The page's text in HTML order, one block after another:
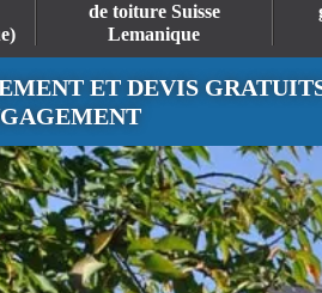
de toiture Suisse
Lemanique
ET DEVIS